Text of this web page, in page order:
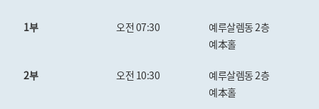
1부 오전 07:30
예루살렘동 2층
예本홀
2부 오전 10:30
예루살렘동 2층
예本홀